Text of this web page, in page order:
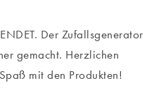
Der Zufallsgenerator
gemacht. Herzlichen
mit den Produkten!